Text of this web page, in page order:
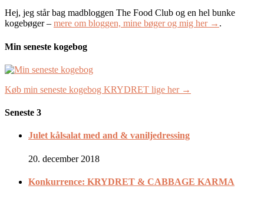
Hej, jeg står bag madbloggen The Food Club og en hel bunke
kogebøger – mere om bloggen, mine bøger og mig her → .
Min seneste kogebog
Køb min seneste kogebog KRYDRET lige her →
Seneste 3
Julet kålsalat med and & vaniljedressing
20. december 2018
Konkurrence: KRYDRET & CABBAGE KARMA